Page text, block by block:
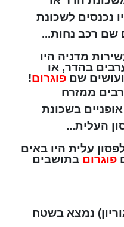
נכנסים לשכונת
שם רכב נחות...
מדניה היו
בהדר, או
שם פוגרום!
ממזרח
בשכונת
העלית...
עלית היו באים
פוגרום בתושבים
נמצא בשטח